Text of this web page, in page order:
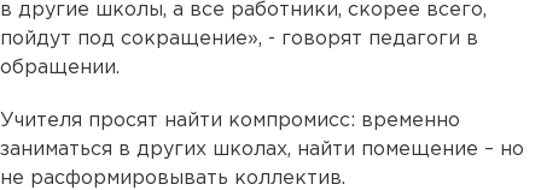
в другие школы, а все работники, скорее всего,
пойдут под сокращение», - говорят педагоги в
обращении.
Учителя просят найти компромисс: временно
заниматься в других школах, найти помещение – но
не расформировывать коллектив.